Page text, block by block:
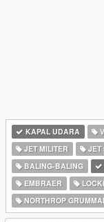
KAPAL UDARA
JET MILITER
JET
BALING-BALING
EMBRAER
NORTHROP